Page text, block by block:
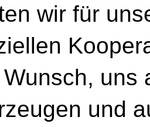
wir für
uns
und